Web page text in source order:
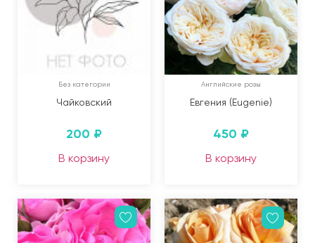
Без категории
Чайковский
200 ₽
В корзину
Английские розы
Евгения (Eugenie)
450 ₽
В корзину